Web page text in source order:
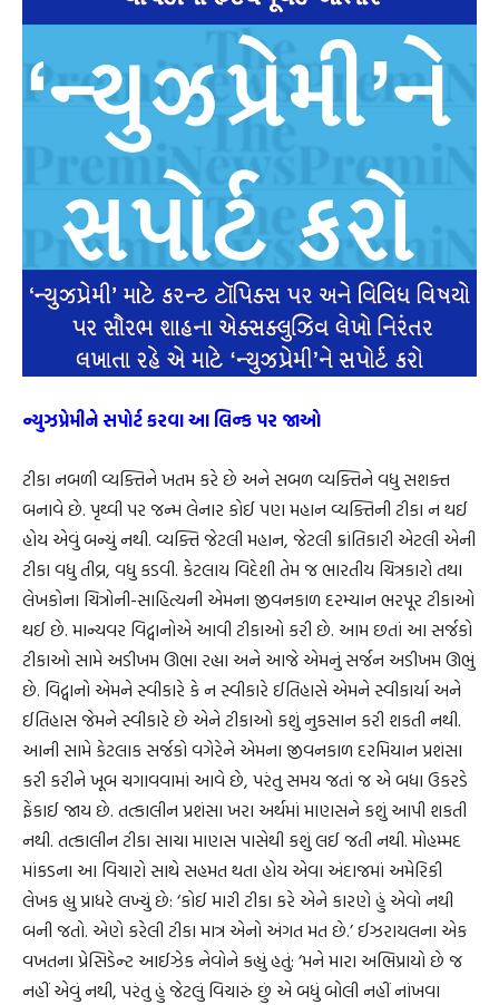
ન્યુઝપ્રેમીને સપોર્ટ કરવા આ લિન્ક પર જાઓ
ટીકા નબળી વ્યક્તિને ખતમ કરે છે અને સબળ વ્યક્તિને વધુ સશક્ત
બનાવે છે. પૃથ્વી પર જન્મ લેનાર કોઈ પણ મહાન વ્યક્તિની ટીકા ન થઈ
હોય એવું બન્યું નથી. વ્યક્તિ જેટલી મહાન, જેટલી ક્રાંતિકારી એટલી એની
ટીકા વધુ તીવ્ર, વધુ કડવી. કેટલાય વિદેશી તેમ જ ભારતીય ચિત્રકારો તથા
લેખકોના ચિત્રોની-સાહિત્યની એમના જીવનકાળ દરમ્યાન ભરપૂર ટીકાઓ
થઈ છે. માન્યવર વિદ્વાનોએ આવી ટીકાઓ કરી છે. આમ છતાં આ સર્જકો
ટીકાઓ સામે અડીખમ ઊભા રહ્યા અને આજે એમનું સર્જન અડીખમ ઊભું
છે. વિદ્વાનો એમને સ્વીકારે કે ન સ્વીકારે ઈતિહાસે એમને સ્વીકાર્યા અને
ઈતિહાસ જેમને સ્વીકારે છે એને ટીકાઓ કશું નુકસાન કરી શકતી નથી.
આની સામે કેટલાક સર્જકો વગેરેને એમના જીવનકાળ દરમિયાન પ્રશંસા
કરી કરીને ખૂબ ચગાવવામાં આવે છે, પરંતુ સમય જતાં જ એ બધા ઉકરડે
ફેંકાઈ જાય છે. તત્કાલીન પ્રશંસા ખરા અર્થમાં માણસને કશું આપી શકતી
નથી. તત્કાલીન ટીકા સાચા માણસ પાસેથી કશું લઈ જતી નથી. મોહમ્મદ
માંકડના આ વિચારો સાથે સહમત થતા હોય એવા અંદાજમાં અમેરિકી
લેખક હ્યુ પ્રાધરે લખ્યું છે: ‘કોઈ મારી ટીકા કરે એને કારણે હું એવો નથી
બની જતો. એણે કરેલી ટીકા માત્ર એનો અંગત મત છે.’ ઈઝરાયલના એક
વખતના પ્રેસિડેન્ટ આઈઝેક નેવોને કહ્યું હતું: ‘મને મારા અભિપ્રાયો છે જ
નહીં એવું નથી, પરંતુ હું જેટલું વિચારું છું એ બધું બોલી નહીં નાંખવા